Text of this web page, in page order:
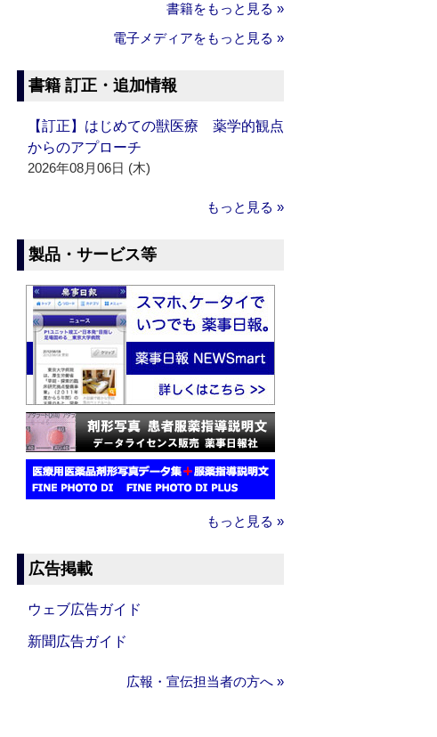
書籍をもっと見る »
電子メディアをもっと見る »
書籍 訂正・追加情報
【訂正】はじめての獣医療 薬学的観点
からのアプローチ
2026年08月06日 (木)
もっと見る »
製品・サービス等
もっと見る »
広告掲載
ウェブ広告ガイド
新聞広告ガイド
広報・宣伝担当者の方へ »